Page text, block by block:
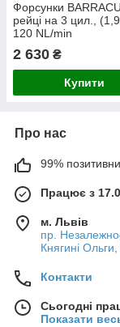
Форсунки
рейці на 3 цил.,
120 NL/min
2 630 ₴
Купити
Про нас
99%
Працює з
м. Львів
пр.
Княгині
Контакти
Сьогодні
Показати